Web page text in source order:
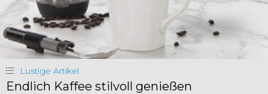
Lustige Artikel
Endlich Kaffee stilvoll genießen